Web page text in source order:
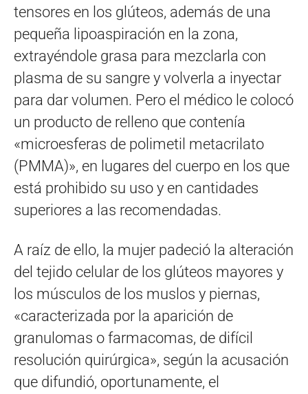
tensores en los glúteos, además de una
pequeña lipoaspiración en la zona,
extrayéndole grasa para mezclarla con
plasma de su sangre y volverla a inyectar
para dar volumen. Pero el médico le colocó
un producto de relleno que contenía
«microesferas de polimetil metacrilato
(PMMA)», en lugares del cuerpo en los que
está prohibido su uso y en cantidades
superiores a las recomendadas.
A raíz de ello, la mujer padeció la alteración
del tejido celular de los glúteos mayores y
los músculos de los muslos y piernas,
«caracterizada por la aparición de
granulomas o farmacomas, de difícil
resolución quirúrgica», según la acusación
que difundió, oportunamente, el